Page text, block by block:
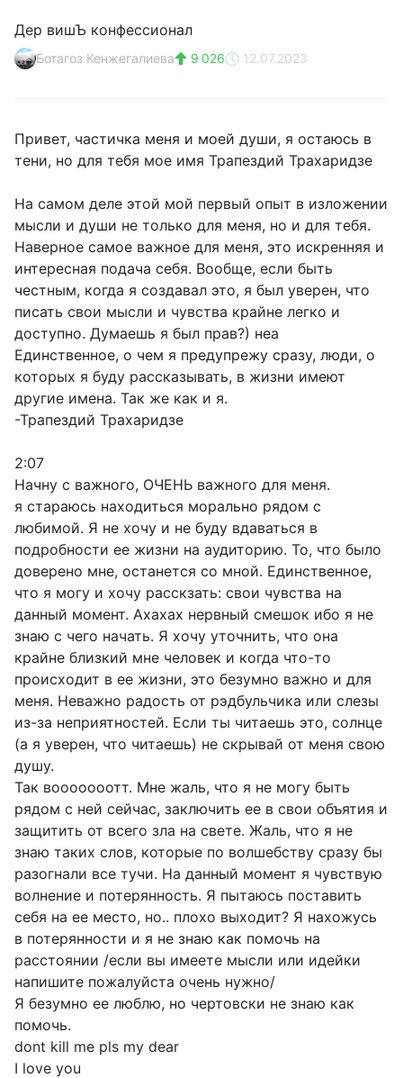
Дер вишЪ конфессионал
Ботагоз Кенжегалиева 9 026 12.07.2023
Привет, частичка меня и моей души, я остаюсь в
тени, но для тебя мое имя Трапездий Трaхаридзe
На самом деле этой мой первый опыт в изложении
мысли и души не только для меня, но и для тебя.
Наверное самое важное для меня, это искренняя и
интересная подача себя. Вообще, если быть
честным, когда я создавал это, я был уверен, что
писать свои мысли и чувства крайне легко и
доступно. Думаешь я был прав?) неа
Единственное, о чем я предупрежу сразу, люди, о
которых я буду рассказывать, в жизни имеют
другие имена. Так же как и я.
-Трапездий Трахаридзе
2:07
Начну с важного, ОЧЕНЬ важного для меня.
я стараюсь находиться морально рядом с
любимой. Я не хочу и не буду вдаваться в
подробности ее жизни на аудиторию. То, что было
доверено мне, останется со мной. Единственное,
что я могу и хочу расскзать: свои чувства на
данный момент. Ахахах нервный смешок ибо я не
знаю с чего начать. Я хочу уточнить, что она
крайне близкий мне человек и когда что-то
происходит в ее жизни, это безумно важно и для
меня. Неважно радость от рэдбульчика или слезы
из-за неприятностей. Если ты читаешь это, солнце
(а я уверен, что читаешь) не скрывай от меня свою
душу.
Так вооооооотт. Мне жаль, что я не могу быть
рядом с ней сейчас, заключить ее в свои объятия и
защитить от всего зла на свете. Жаль, что я не
знаю таких слов, которые по волшебству сразу бы
разогнали все тучи. На данный момент я чувствую
волнение и потерянность. Я пытаюсь поставить
себя на ее место, но.. плохо выходит? Я нахожусь
в потерянности и я не знаю как помочь на
расстоянии /если вы имеете мысли или идейки
напишите пожалуйста очень нужно/
Я безумно ее люблю, но чертовски не знаю как
помочь.
dont kill me pls my dear
I love you